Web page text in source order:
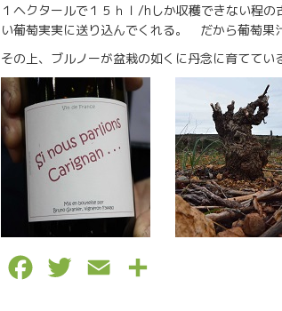
１ヘクタールで１５ｈｌ/hしか収穫できない程
い葡萄実実に送り込んでくれる。 だから葡萄果
その上、ブルノーが盆栽の如くに丹念に育ててい